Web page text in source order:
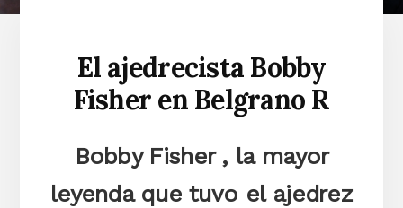
El ajedrecista Bobby
Fisher en Belgrano R
Bobby Fisher , la mayor
leyenda que tuvo el ajedrez